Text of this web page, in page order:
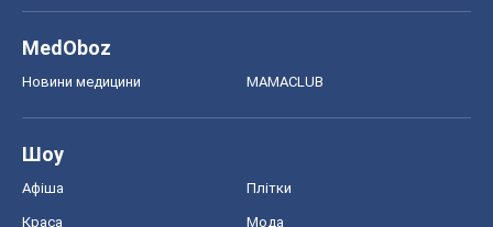
MedOboz
Новини медицини MAMACLUB
Шоу
Афіша Плітки
Краса Мода